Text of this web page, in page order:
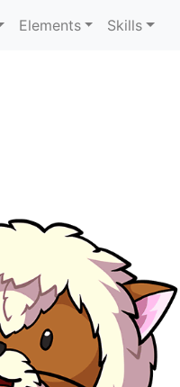
Elements Skills